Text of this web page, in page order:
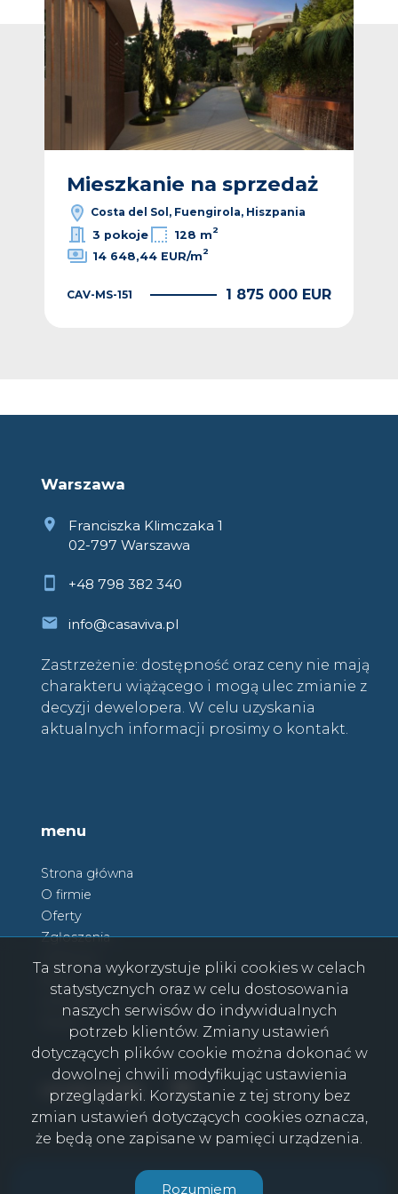
Mieszkanie na sprzedaż
Costa del Sol, Fuengirola, Hiszpania
3 pokoje
128 m2
14 648,44 EUR/m2
CAV-MS-151 1 875 000 EUR
Warszawa
Franciszka Klimczaka 1
02-797 Warszawa
+48 798 382 340
info@casaviva.pl
Zastrzeżenie: dostępność oraz ceny nie mają
charakteru wiążącego i mogą ulec zmianie z
decyzji dewelopera. W celu uzyskania
aktualnych informacji prosimy o kontakt.
menu
Strona główna
O firmie
Oferty
Zgłoszenia
Kontakt
social media Facebook
Facebook
CasaViva © 2026
Ta strona wykorzystuje pliki cookies w celach
statystycznych oraz w celu dostosowania
naszych serwisów do indywidualnych
potrzeb klientów. Zmiany ustawień
dotyczących plików cookie można dokonać w
dowolnej chwili modyfikując ustawienia
przeglądarki. Korzystanie z tej strony bez
zmian ustawień dotyczących cookies oznacza,
że będą one zapisane w pamięci urządzenia.
Rozumiem